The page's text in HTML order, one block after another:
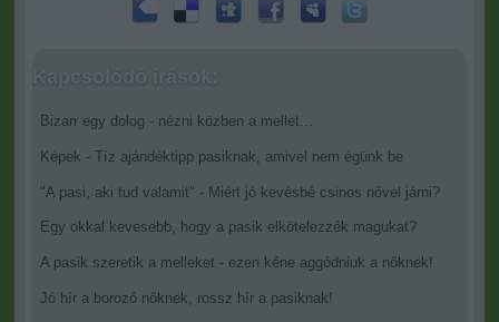
Kapcsolódó írások:
Bizarr egy dolog - nézni közben a mellet...
Képek - Tíz ajándéktipp pasiknak, amivel nem égünk be
"A pasi, aki tud valamit" - Miért jó kevésbé csinos nővel járni?
Egy okkal kevesebb, hogy a pasik elkötelezzék magukat?
A pasik szeretik a melleket - ezen kéne aggódniuk a nőknek!
Jó hír a borozó nőknek, rossz hír a pasiknak!